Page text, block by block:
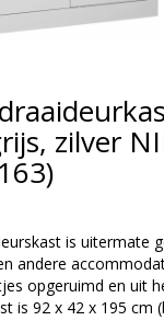
zilver
is uitermate
andere
opgeruimd en uit
is 92 x 42 x 195 cm